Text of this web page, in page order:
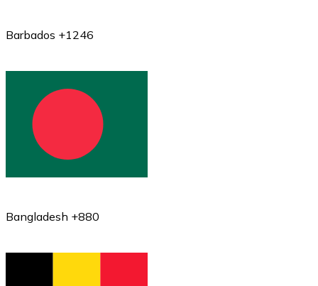
Barbados +1246
Bangladesh +880